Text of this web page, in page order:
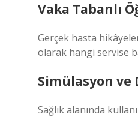
Vaka Tabanlı
Gerçek hasta
olarak hangi servise
Simülasyon
Sağlık alanında